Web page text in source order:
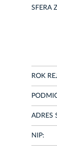
SFERA
ROK
ADRES
NIP: